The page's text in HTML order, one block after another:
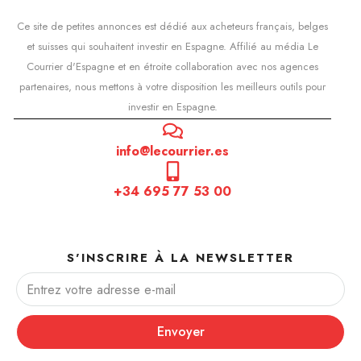
Ce site de petites annonces est dédié aux acheteurs français, belges
et suisses qui souhaitent investir en Espagne. Affilié au média Le
Courrier d'Espagne et en étroite collaboration avec nos agences
partenaires, nous mettons à votre disposition les meilleurs outils pour
investir en Espagne.
info@lecourrier.es
+34 695 77 53 00
S'INSCRIRE À LA NEWSLETTER
Envoyer